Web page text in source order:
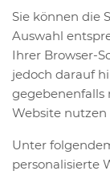
Sie können die
Auswahl
Ihrer Browser-
jedoch darauf
gegebenenfalls
Website nutzen
Unter
personalisierte